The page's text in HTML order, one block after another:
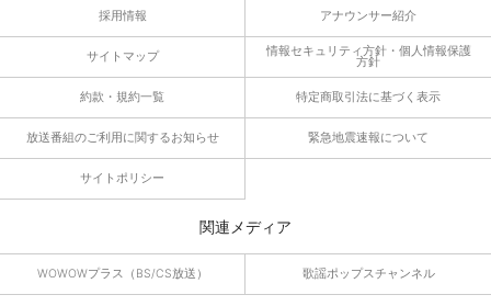
採用情報 アナウンサー紹介
サイトマップ 情報セキュリティ方針・個人情報保護
方針
約款・規約一覧 特定商取引法に基づく表示
放送番組のご利用に関するお知らせ 緊急地震速報について
サイトポリシー
関連メディア
WOWOWプラス（BS/CS放送） 歌謡ポップスチャンネル